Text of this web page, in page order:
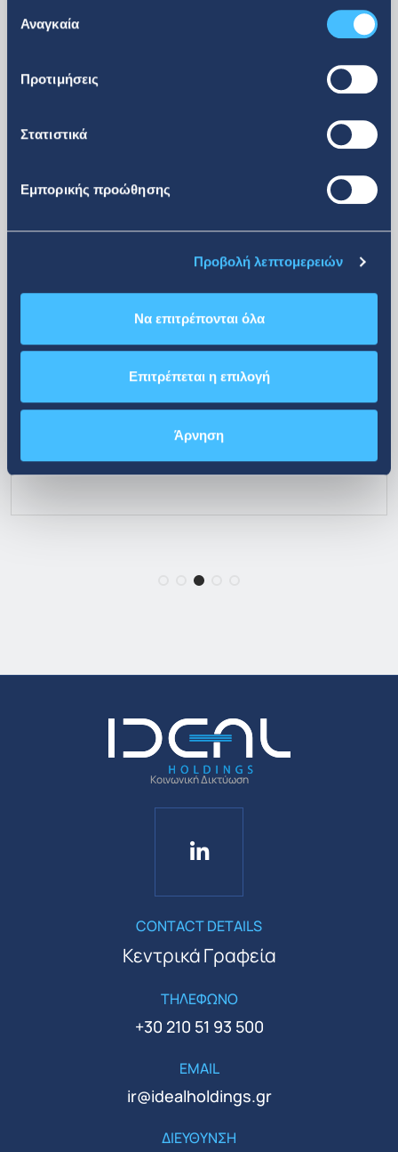
των υπηρεσιών τους.
συγκατάθεσης
Αναγκαία
Προτιμήσεις
Στατιστικά
Εμπορικής προώθησης
Προβολή λεπτομερειών
Να επιτρέπονται όλα
Επιτρέπεται η επιλογή
Άρνηση
Δείτε περισσότερα
μετοχών
περισσότερα
Κοινωνική Δικτύωση
CONTACT DETAILS
Κεντρικά Γραφεία
ΤΗΛΕΦΩΝΟ
+30 210 51 93 500
EMAIL
ir@idealholdings.gr
ΔΙΕΥΘΥΝΣΗ